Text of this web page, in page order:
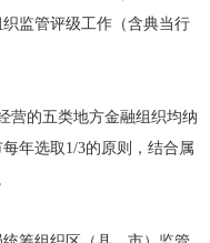
监管评级工作（含典当行
营的五类地方金融组织均纳
年选取1/3的原则，结合属